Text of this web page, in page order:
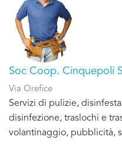
Soc Coop. Cinquepoli
Via Orefice
Servizi di pulizie,
disinfezione, traslochi e
volantinaggio, pubblicità,